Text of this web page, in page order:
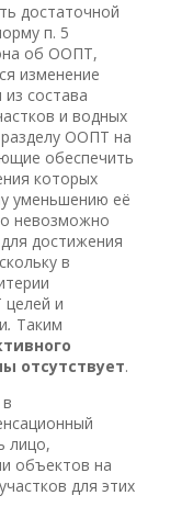
достаточной
п. 5
об ООПТ,
изменение
состава
и водных
ООПТ на
обеспечить
которых
уменьшению её
невозможно
достижения
в
и
. Таким
отсутствует.
лицо,
объектов на
для этих